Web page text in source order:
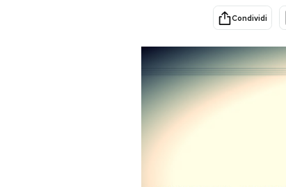
Ok Boomer!
Europa
Mondiali calcio 2026
Condividi